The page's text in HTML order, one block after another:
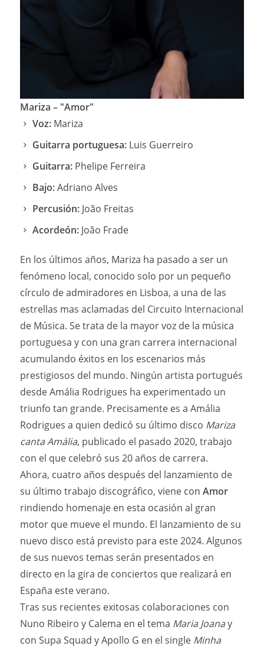
Mariza – "Amor"
Voz: Mariza
Guitarra portuguesa: Luis Guerreiro
Guitarra: Phelipe Ferreira
Bajo:Adriano Alves
Percusión: João Freitas
Acordeón: João Frade
En los últimos años, Mariza ha pasado a ser un
fenómeno local, conocido solo por un pequeño
círculo de admiradores en Lisboa, a una de las
estrellas mas aclamadas del Circuito Internacional
de Música. Se trata de la mayor voz de la música
portuguesa y con una gran carrera internacional
acumulando éxitos en los escenarios más
prestigiosos del mundo. Ningún artista portugués
desde Amália Rodrigues ha experimentado un
triunfo tan grande. Precisamente es a Amália
Rodrigues a quien dedicó su último disco Mariza
canta Amália, publicado el pasado 2020, trabajo
con el que celebró sus 20 años de carrera.
Ahora, cuatro años después del lanzamiento de
su último trabajo discográfico, viene con Amor
rindiendo homenaje en esta ocasión al gran
motor que mueve el mundo. El lanzamiento de su
nuevo disco está previsto para este 2024. Algunos
de sus nuevos temas serán presentados en
directo en la gira de conciertos que realizará en
España este verano.
Tras sus recientes exitosas colaboraciones con
Nuno Ribeiro y Calema en el tema Maria Joanay
con Supa Squad y Apollo G en el single Minha